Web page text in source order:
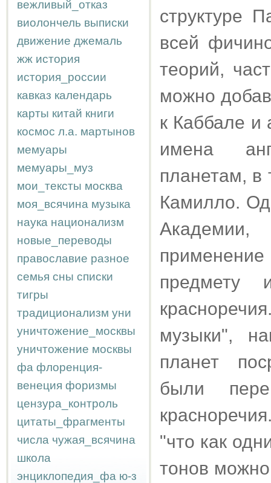
вежливый_отказ
виолончель выписки
движение джемаль
жж история
история_россии
кавказ календарь
карты китай книги
космос л.а. мартынов
мемуары
мемуары_муз
мои_тексты москва
моя_всячина музыка
наука национализм
новые_переводы
православие разное
семья сны списки
тигры
традиционализм уни
уничтожение_москвы
уничтожение москвы
фа флоренция-
венеция форизмы
цензура_контроль
цитаты_фрагменты
числа чужая_всячина
школа
энциклопедия_фа ю-з
структуре
всей
теорий,
можно
к Каббале и
имена
планетам, в
Камилло.
предмету
музыки",
планет
были
"что как
тонов